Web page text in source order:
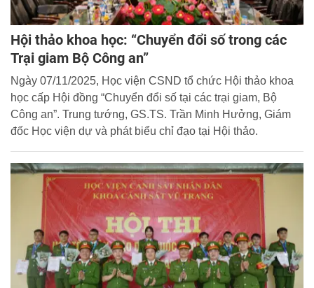
Hội thảo khoa học: “Chuyển đổi số trong các
Trại giam Bộ Công an”
Ngày 07/11/2025, Học viện CSND tổ chức Hội thảo khoa
học cấp Hội đồng “Chuyển đổi số tại các trại giam, Bộ
Công an”. Trung tướng, GS.TS. Trần Minh Hưởng, Giám
đốc Học viện dự và phát biểu chỉ đạo tại Hội thảo.